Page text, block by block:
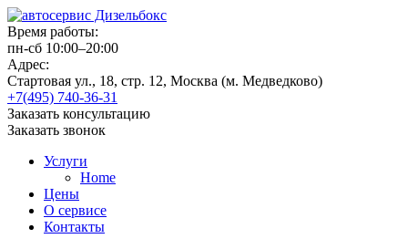
Время работы:
пн-сб 10:00–20:00
Адрес:
Стартовая ул., 18, стр. 12, Москва (м. Медведково)
+7(495) 740-36-31
Заказать консультацию
Заказать звонок
Услуги
Home
Цены
О сервисе
Контакты